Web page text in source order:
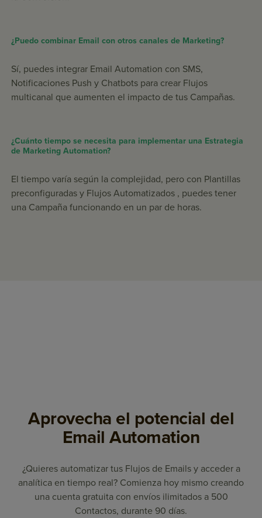
¿Puedo combinar Email con otros canales de Marketing?
Sí, puedes integrar Email Automation con SMS,
Notificaciones Push y Chatbots para crear Flujos
multicanal que aumenten el impacto de tus Campañas.
¿Cuánto tiempo se necesita para implementar una Estrategia
de Marketing Automation?
El tiempo varía según la complejidad, pero con Plantillas
preconfiguradas y Flujos Automatizados , puedes tener
una Campaña funcionando en un par de horas.
Aprovecha el potencial del
Email Automation
¿Quieres automatizar tus Flujos de Emails y acceder a
analítica en tiempo real? Comienza hoy mismo creando
una cuenta gratuita con envíos ilimitados a 500
Contactos, durante 90 días.